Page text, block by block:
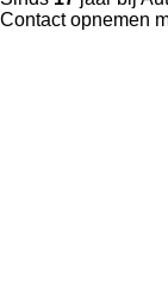
Contact opnemen